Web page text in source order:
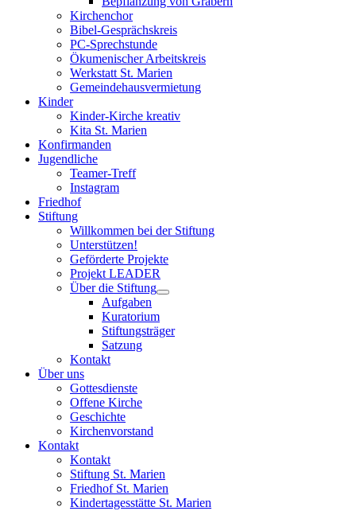
Kirchenchor
Bibel-Gesprächskreis
PC-Sprechstunde
Ökumenischer Arbeitskreis
Werkstatt St. Marien
Gemeindehausvermietung
Kinder
Kinder-Kirche kreativ
Kita St. Marien
Konfirmanden
Jugendliche
Teamer-Treff
Instagram
Friedhof
Stiftung
Willkommen bei der Stiftung
Unterstützen!
Geförderte Projekte
Projekt LEADER
Über die Stiftung
Aufgaben
Kuratorium
Stiftungsträger
Satzung
Kontakt
Über uns
Gottesdienste
Offene Kirche
Geschichte
Kirchenvorstand
Kontakt
Kontakt
Stiftung St. Marien
Friedhof St. Marien
Kindertagesstätte St. Marien